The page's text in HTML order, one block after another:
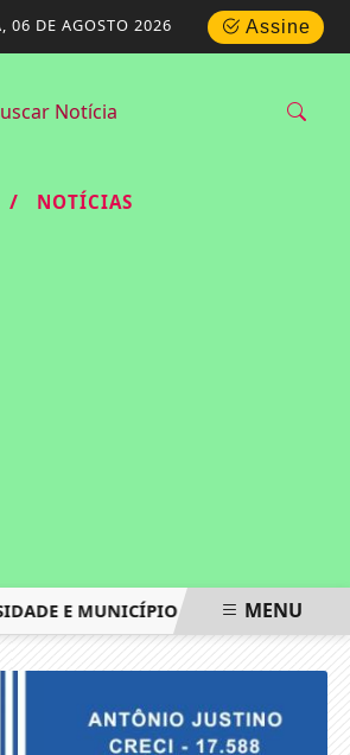
Assine
06 DE AGOSTO 2026
/ NOTÍCIAS
E MUNICÍPIO DO RIO VOLTA AO
MENU